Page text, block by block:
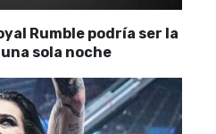
Rumble podría ser la
sola noche